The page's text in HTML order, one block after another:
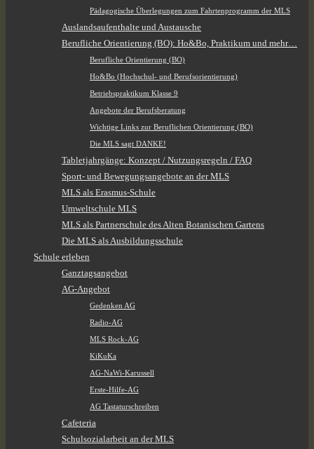
Pädagogische Überlegungen zum Fahrtenprogramm der MLS
Auslandsaufenthalte und Austausche
Berufliche Orientierung (BO): Ho&Bo, Praktikum und mehr…
Berufliche Orientierung (BO)
Ho&Bo (Hochschul- und Berufsorientierung)
Betriebspraktikum Klasse 9
Angebote der Berufsberatung
Wichtige Links zur Beruflichen Orientierung (BO)
Die MLS sagt DANKE!
Tabletjahrgänge: Konzept / Nutzungsregeln / FAQ
Sport- und Bewegungsangebote an der MLS
MLS als Erasmus-Schule
Umweltschule MLS
MLS als Partnerschule des Alten Botanischen Gartens
Die MLS als Ausbildungsschule
Schule erleben
Ganztagsangebot
AG-Angebot
Gedenken AG
Radio-AG
MLS Rock-AG
KiKuKa
AG-NaWi-Karussell
Erste-Hilfe-AG
AG Tastaturschreiben
Cafeteria
Schulsozialarbeit an der MLS